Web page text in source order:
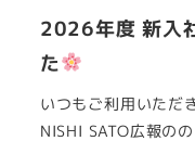
2026年度 新入
た
いつもご利用いただ
NISHI SATO広報の